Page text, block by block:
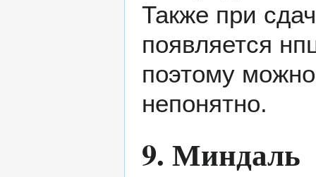
Также при
появляется
поэтому
непонятно.
9. Миндаль